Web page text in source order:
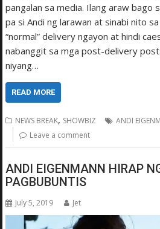
pangalan sa media. Ilang araw bago
pa si Andi ng larawan at sinabi nito
“normal” delivery ngayon at hindi
nabanggit sa mga post-delivery
niyang…
READ MORE
NEWS BREAK, SHOWBIZ ANDI
Leave a comment
ANDI EIGENMANN HIRAP
PAGBUBUNTIS
July 5, 2019 Jet